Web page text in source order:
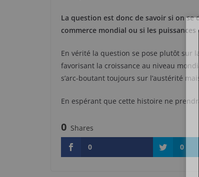
La question est donc de savoir si on
commerce mondial ou si les
En vérité la question se pose plutôt sur
favorisant la croissance au niveau
s’arc-boutant toujours sur l’austérité
En espérant que cette histoire ne
0 Shares
0
0